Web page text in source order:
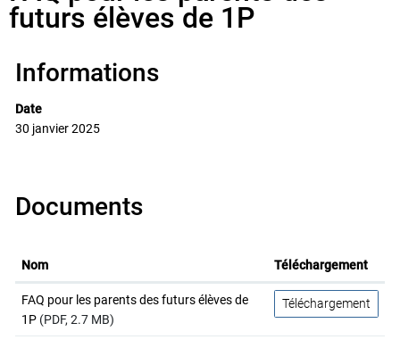
futurs élèves de 1P
Informations
Date
30 janvier 2025
Documents
Nom Téléchargement
FAQ pour les parents des futurs élèves de
1P (PDF, 2.7 MB)
Téléchargement